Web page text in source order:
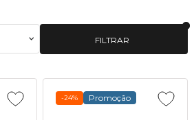
FILTRAR
-24% Promoção